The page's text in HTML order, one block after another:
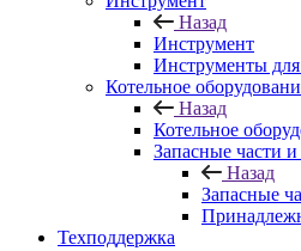
Назад
Инструмент
Инструменты
Котельное
Назад
Котельное
Запасные части
Назад
Запасные
Техподдержка